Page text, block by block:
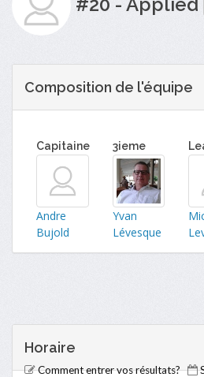
Composition de l'équipe
Capitaine
Andre
Bujold
3ieme
Yvan
Lévesque
Horaire
Comment entrer vos résultats?